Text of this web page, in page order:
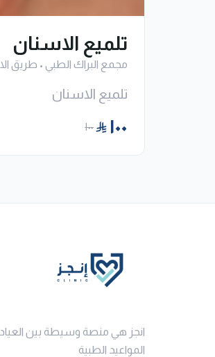
تلميع الاسنان
مجمع البراك الطبي• طريق
تلميع الاسنان
١٠٠ ١٠٠
انجز هي منصة وسيطة بين
المواعيد الطبية